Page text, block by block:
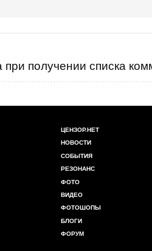
получении списка
ЦЕНЗОР.НЕТ
НОВОСТИ
СОБЫТИЯ
РЕЗОНАНС
ФОТО
ВИДЕО
ФОТОШОПЫ
БЛОГИ
ФОРУМ